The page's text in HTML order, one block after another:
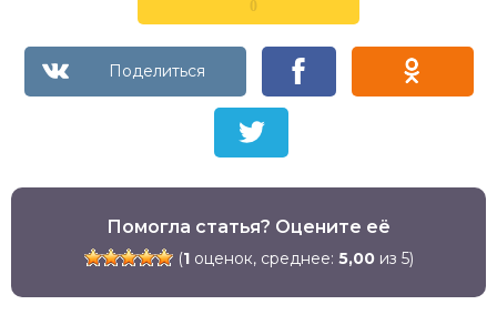
0
Помогла статья? Оцените её
(1оценок, среднее: 5,00из 5)